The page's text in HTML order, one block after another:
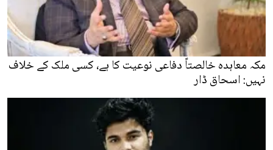
مکہ معاہدہ خالصتاً دفاعی نوعیت کا ہے، کسی ملک کے خلاف
نہیں: اسحاق ڈار